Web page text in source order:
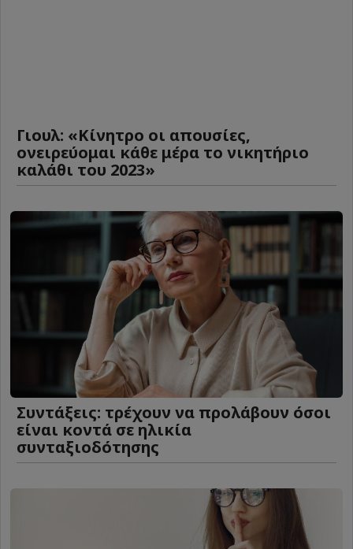
Γιουλ: «Κίνητρο οι απουσίες,
ονειρεύομαι κάθε μέρα το νικητήριο
καλάθι του 2023»
Συντάξεις: τρέχουν να προλάβουν όσοι
είναι κοντά σε ηλικία
συνταξιοδότησης